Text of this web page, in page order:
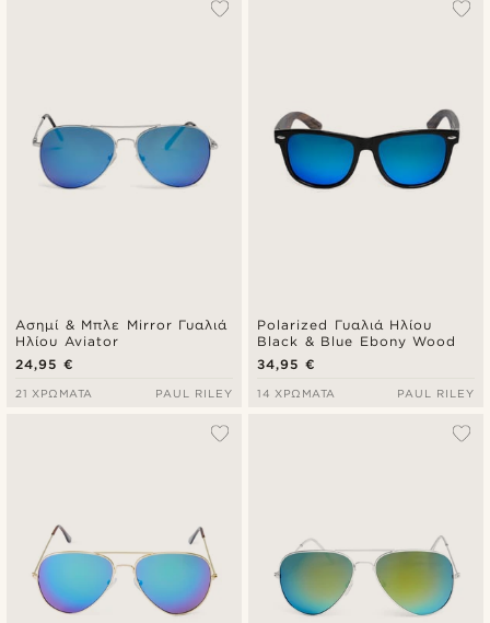
Ασημί & Μπλε Mirror Γυαλιά
Ηλίου Aviator
24,95 €
21 ΧΡΏΜΑΤΑ PAUL RILEY
Polarized Γυαλιά Ηλίου
Black & Blue Ebony Wood
34,95 €
14 ΧΡΏΜΑΤΑ PAUL RILEY